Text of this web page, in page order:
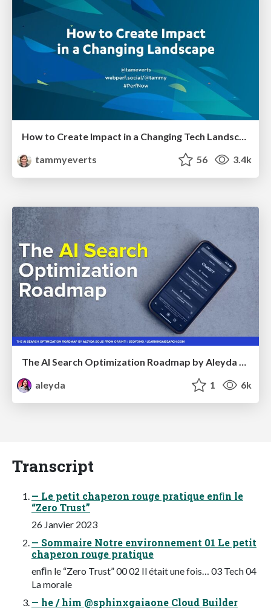
How to Create Impact in a Changing Tech Landscape [PerfNow 2023]
tammyeverts
56 3.4k
aleyda
1 6k
Transcript
— Le petit chaperon rouge pratique enﬁn le
“Zero Trust”
26 Janvier 2023
— Sommaire Notre environnement 01 Le petit
chaperon rouge pratique
enﬁn le “Zero Trust” 00 02 Il était une fois… 03 Tech 04
La morale
— he / him @sphinxgaiaone Cloud Builder